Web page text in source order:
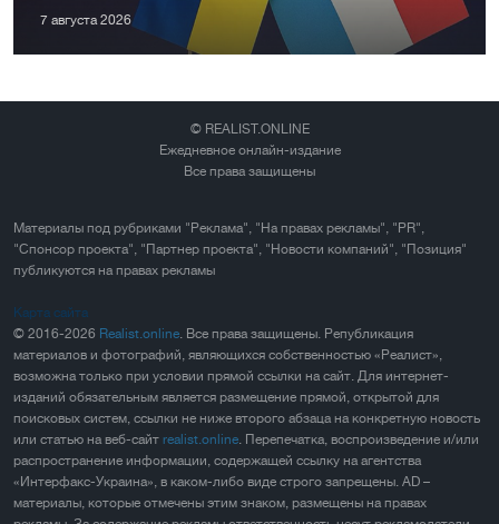
7 августа 2026
© REALIST.ONLINE
Ежедневное онлайн-издание
Все права защищены
Материалы под рубриками "Реклама", "На правах рекламы", "PR",
"Спонсор проекта", "Партнер проекта", "Новости компаний", "Позиция"
публикуются на правах рекламы
Карта сайта
© 2016-2026 Realist.online. Все права защищены. Републикация
материалов и фотографий, являющихся собственностью «Реалист»,
возможна только при условии прямой ссылки на сайт. Для интернет-
изданий обязательным является размещение прямой, открытой для
поисковых систем, ссылки не ниже второго абзаца на конкретную новость
или статью на веб-сайт realist.online. Перепечатка, воспроизведение и/или
распространение информации, содержащей ссылку на агентства
«Интерфакс-Украина», в каком-либо виде строго запрещены. AD –
материалы, которые отмечены этим знаком, размещены на правах